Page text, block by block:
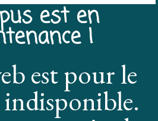
est en
!
est pour le